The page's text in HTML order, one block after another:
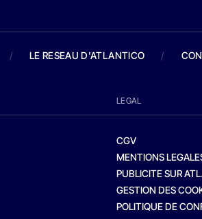
/ LE RESEAU D'ATLANTICO /
LEGAL
CGV
MENTIONS
PUBLICITE SUR
GESTION DES
POLITIQUE DE